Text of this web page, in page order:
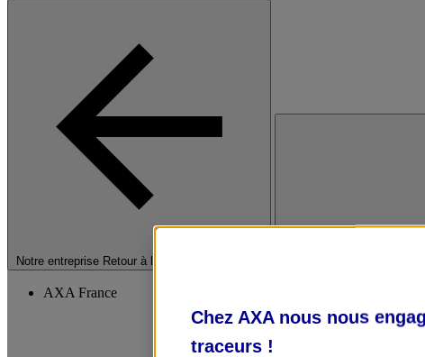
Notre entreprise Retour à la section précédente
AXA France
Chez AXA nous nous
traceurs !